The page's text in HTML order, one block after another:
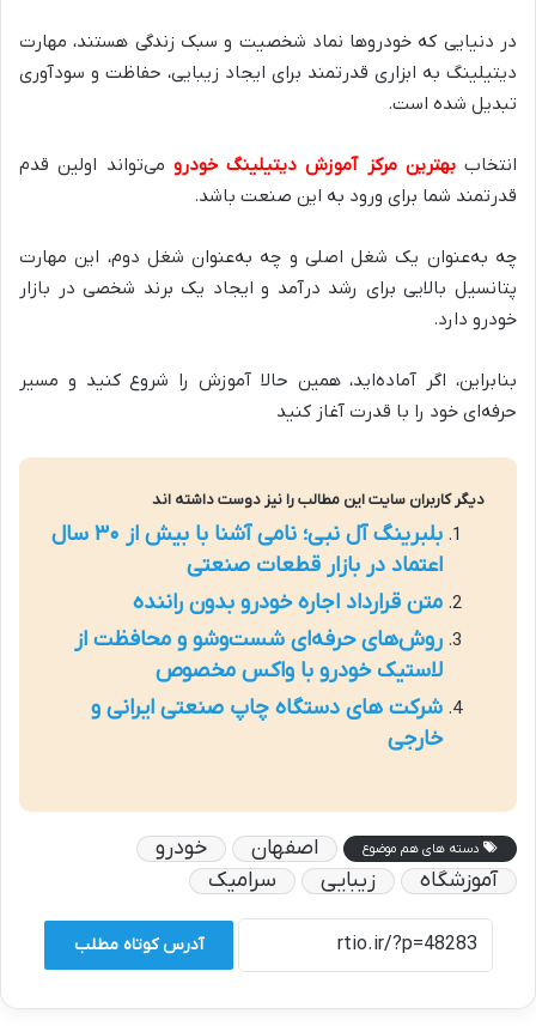
در دنیایی که خودروها نماد شخصیت و سبک زندگی هستند، مهارت
دیتیلینگ به ابزاری قدرتمند برای ایجاد زیبایی، حفاظت و سودآوری
تبدیل شده است.
انتخاببهترین مرکز آموزش دیتیلینگ خودرو می‌تواند اولین قدم
قدرتمند شما برای ورود به این صنعت باشد.
چه به‌عنوان یک شغل اصلی و چه به‌عنوان شغل دوم، این مهارت
پتانسیل بالایی برای رشد درآمد و ایجاد یک برند شخصی در بازار
خودرو دارد.
بنابراین، اگر آماده‌اید، همین حالا آموزش را شروع کنید و مسیر
حرفه‌ای خود را با قدرت آغاز کنید
دیگر کاربران سایت این مطالب را نیز دوست داشته اند
بلبرینگ آل نبی؛ نامی آشنا با بیش از ۳۰ سال
اعتماد در بازار قطعات صنعتی
متن قرارداد اجاره خودرو بدون راننده
روش‌های حرفه‌ای شست‌وشو و محافظت از
لاستیک خودرو با واکس مخصوص
شرکت های دستگاه چاپ صنعتی ایرانی و
خارجی
دسته های هم موضوع اصفهان
خودرو
آموزشگاه
زیبایی سرامیک
آدرس کوتاه مطلب